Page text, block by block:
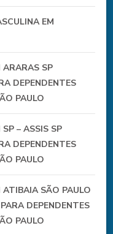
EM
ARARAS SP
DEPENDENTES
PAULO
– ASSIS SP
DEPENDENTES
PAULO
ATIBAIA SÃO PAULO
DEPENDENTES
PAULO